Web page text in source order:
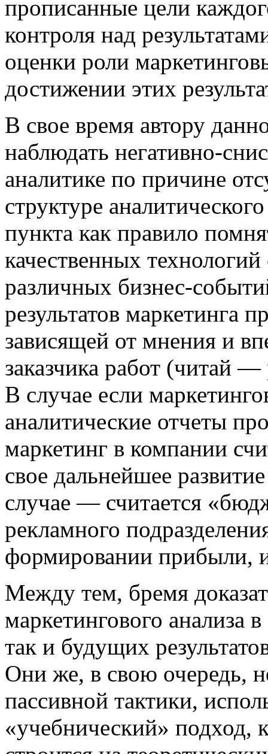
прописанные цели
контроля над
оценки роли
достижении этих
В свое время автору
наблюдать негативно-
аналитике по причине
структуре
пункта как правило
качественных
различных бизнес-
результатов маркетинга
зависящей от мнения и
заказчика работ (читай
В случае если
аналитические отчеты
маркетинг в компании
свое дальнейшее
случае — считается
рекламного
формировании прибыли,
Между тем, бремя
маркетингового анализа
так и будущих
Они же, в свою очередь,
пассивной тактики,
«учебнический» подход,